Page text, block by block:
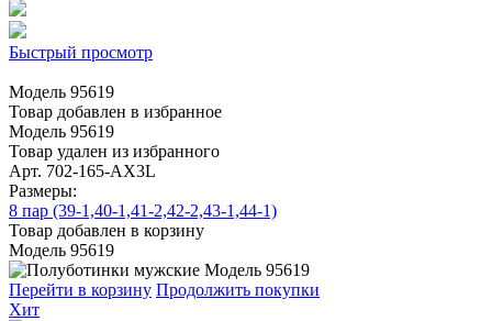
Быстрый просмотр
Модель 95619
Товар добавлен в избранное
Модель 95619
Товар удален из избранного
Арт. 702-165-АХ3L
Размеры:
8 пар (39-1,40-1,41-2,42-2,43-1,44-1)
Товар добавлен в корзину
Модель 95619
Перейти в корзину Продолжить покупки
Хит